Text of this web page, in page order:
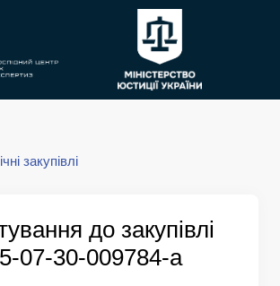
закупівлі
до закупівлі
07-30-009784-a